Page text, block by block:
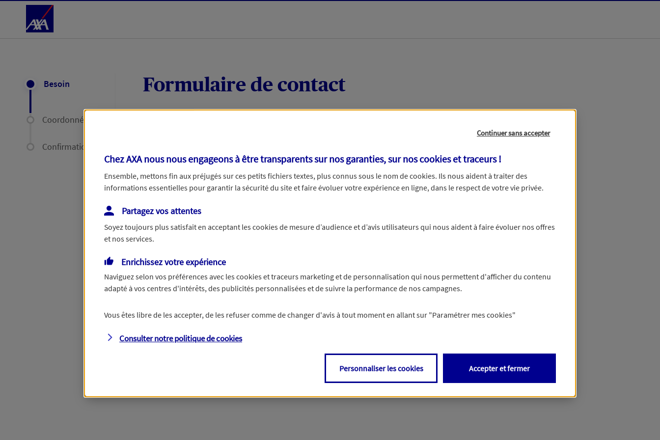
Accéder au Contenu
Besoin
Coordonnées
Confirmation
Formulaire de contact
Votre message :
Vous disposez de droits sur les informations vous concernant. Pour plus d’informations,
Continuer sans accepter
Chez AXA nous nous engageons à être transparents sur nos garanties, sur noscookies et traceurs!
Ensemble, mettons fin aux préjugés sur ces petits fichiers textes, plus connus sous le nom decookies. Ils nous aident à traiter des
informations essentielles pour garantir la sécurité du site et faire évoluer votre expérience en ligne, dans le respect de votre vie privée.
Partagez vos attentes
Soyez toujours plus satisfait en acceptant les cookies de mesure d’audience et d’avis utilisateurs qui nous aident à faire évoluer nos offres
et nos services.
Enrichissez votre expérience
Naviguez selon vos préférences avec les cookies et traceurs marketing et de personnalisation qui nous permettent d'afficher du contenu
adapté à vos centres d'intérêts, des publicités personnalisées et de suivre la performance de nos campagnes.
Vous êtes libre de les accepter, de les refuser comme de changer d'avis à tout moment en allant sur "Paramétrer mes cookies"
Consulter notre politique decookies
Personnaliser les cookies Accepter et fermer